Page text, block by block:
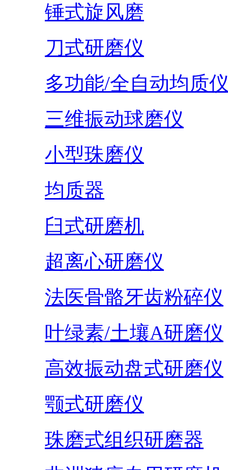
锤式旋风磨
刀式研磨仪
多功能/全自动均质
三维振动球磨仪
小型珠磨仪
均质器
臼式研磨机
超离心研磨仪
法医骨骼牙齿粉碎仪
叶绿素/土壤A研磨仪
高效振动盘式研磨仪
颚式研磨仪
珠磨式组织研磨器